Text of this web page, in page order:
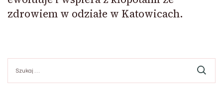
zdrowiem w odziałe w Katowicach.